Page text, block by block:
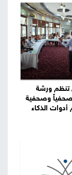
ورشة
تدريبية لـ 20 صحفياً وصحفية
الذكاء